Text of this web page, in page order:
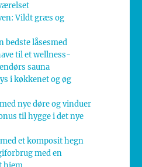
Vildt græs og
bedste låsesmed
til et wellness-
sauna
i køkkenet og øg
nye døre og vinduer
til hygge i det nye
et komposit hegn
med en